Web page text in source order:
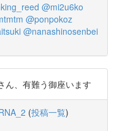
@mi2u6ko
@ponpokoz
@nanashinosenbei
ん、有難う御座います
(投稿一覧)